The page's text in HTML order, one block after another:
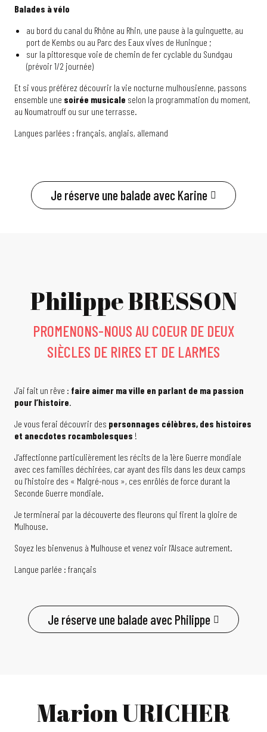
Balades à vélo
au bord du canal du Rhône au Rhin, une pause à la guinguette, au
port de Kembs ou au Parc des Eaux vives de Huningue ;
sur la pittoresque voie de chemin de fer cyclable du Sundgau
(prévoir 1/2 journée)
Et si vous préférez découvrir la vie nocturne mulhousienne, passons
ensemble une soirée musicale selon la programmation du moment,
au Noumatrouff ou sur une terrasse.
Langues parlées : français, anglais, allemand
Je réserve une balade avec Karine
Philippe BRESSON
PROMENONS-NOUS AU COEUR DE DEUX
SIÈCLES DE RIRES ET DE LARMES
J’ai fait un rêve : faire aimer ma ville en parlant de ma passion
pour l’histoire
Je vous ferai découvrir des personnages célèbres, des histoires
et anecdotes rocambolesques !
J’affectionne particulièrement les récits de la 1ère Guerre mondiale
avec ces familles déchirées, car ayant des fils dans les deux camps
ou l’histoire des « Malgré-nous », ces enrôlés de force durant la
Seconde Guerre mondiale.
Je terminerai par la découverte des fleurons qui firent la gloire de
Mulhouse.
Soyez les bienvenus à Mulhouse et venez voir l’Alsace autrement.
Langue parlée : français
Je réserve une balade avec Philippe
Marion URICHER